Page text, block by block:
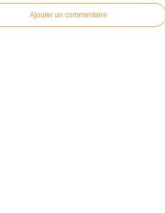
Ajouter un commentaire